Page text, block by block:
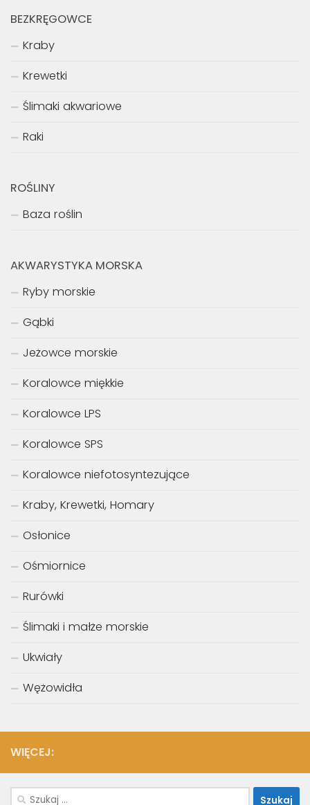
BEZKRĘGOWCE
Kraby
Krewetki
Ślimaki akwariowe
Raki
ROŚLINY
Baza roślin
AKWARYSTYKA MORSKA
Ryby morskie
Gąbki
Jeżowce morskie
Koralowce miękkie
Koralowce LPS
Koralowce SPS
Koralowce niefotosyntezujące
Kraby, Krewetki, Homary
Osłonice
Ośmiornice
Rurówki
Ślimaki i małże morskie
Ukwiały
Wężowidła
WIĘCEJ:
Szukaj: